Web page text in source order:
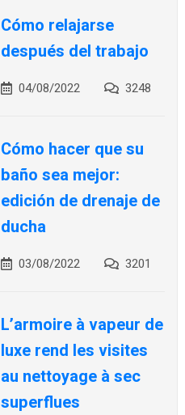
Cómo relajarse
después del trabajo
04/08/2022 3248
Cómo hacer que su
baño sea mejor:
edición de drenaje de
ducha
03/08/2022 3201
L’armoire à vapeur de
luxe rend les visites
au nettoyage à sec
superflues